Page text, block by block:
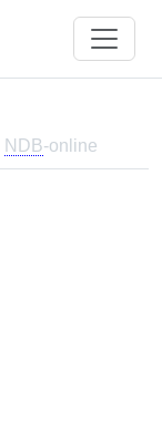
NDB-online